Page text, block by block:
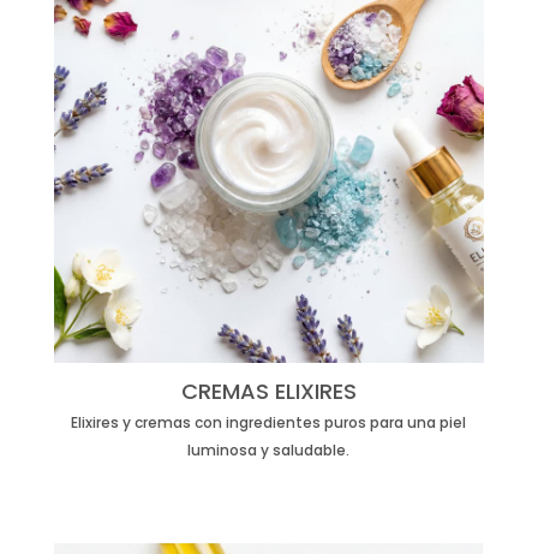
CREMAS ELIXIRES
Elixires y cremas con ingredientes puros para una piel
luminosa y saludable.